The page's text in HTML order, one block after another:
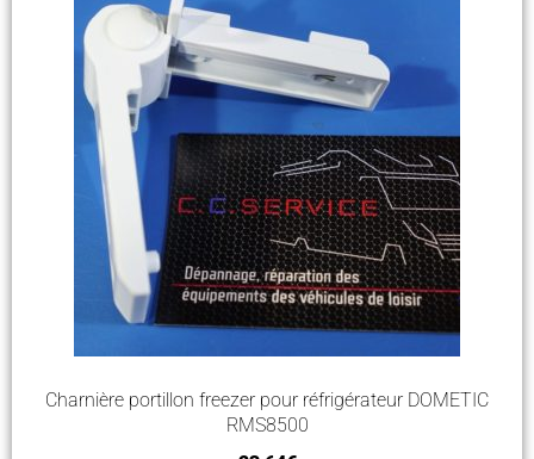
Charnière portillon freezer pour réfrigérateur DOMETIC
RMS8500